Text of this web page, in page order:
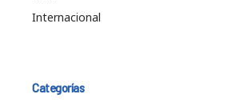
Internacional
Categorías